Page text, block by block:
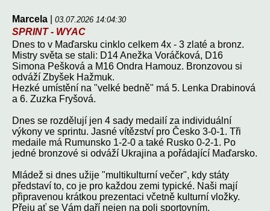
Marcela 03.07.2026 14:04:30
SPRINT - WYAC
Dnes to v Maďarsku cinklo celkem 4x - 3 zlaté a bronz.
Mistry světa se stali: D14 Anežka Voráčková, D16
Simona Pešková a M16 Ondra Hamouz. Bronzovou si
odváží Zbyšek Hažmuk.
Hezké umístění na "velké bedně" má 5. Lenka Drabinová
a 6. Zuzka Fryšová.
Dnes se rozdělují jen 4 sady medailí za individuální
výkony ve sprintu. Jasné vítězství pro Česko 3-0-1. Tři
medaile má Rumunsko 1-2-0 a také Rusko 0-2-1. Po
jedné bronzové si odváží Ukrajina a pořádající Maďarsko.
Mládež si dnes užije "multikulturní večer", kdy státy
představí to, co je pro každou zemi typické. Naši mají
připravenou krátkou prezentaci včetně kulturní vložky.
Přeju ať se Vám daří nejen na poli sportovním.